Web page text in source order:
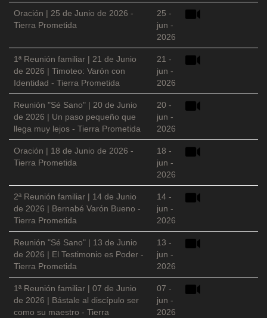
Oración | 25 de Junio de 2026 -
Tierra Prometida
25 -
jun -
2026
1ª Reunión familiar | 21 de Junio
de 2026 | Timoteo: Varón con
Identidad - Tierra Prometida
21 -
jun -
2026
Reunión "Sé Sano" | 20 de Junio
de 2026 | Un paso pequeño que
llega muy lejos - Tierra Prometida
20 -
jun -
2026
Oración | 18 de Junio de 2026 -
Tierra Prometida
18 -
jun -
2026
2ª Reunión familiar | 14 de Junio
de 2026 | Bernabé Varón Bueno -
Tierra Prometida
14 -
jun -
2026
Reunión "Sé Sano" | 13 de Junio
de 2026 | El Testimonio es Poder -
Tierra Prometida
13 -
jun -
2026
1ª Reunión familiar | 07 de Junio
de 2026 | Bástale al discípulo ser
como su maestro - Tierra
07 -
jun -
2026